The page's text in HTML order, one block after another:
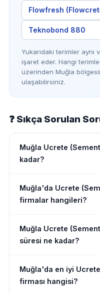
Flowfresh
Teknobond 880
Yukarıdaki terimler
işaret eder. Hangi
üzerinden Muğla
ulaşabilirsiniz.
❓ Sıkça Sorulan
Muğla Ucrete
kadar?
Muğla'da Ucrete
firmalar hangileri?
Muğla Ucrete
süresi ne kadar?
Muğla'da en iyi
firması hangisi?